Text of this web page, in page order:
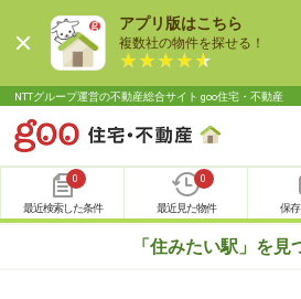
アプリ版はこちら
複数社の物件を探せる！
NTTグループ運営の不動産総合サイト goo住宅・不動産
0
最近検索した条件
0
最近見た物件 保
「住みたい駅」を見